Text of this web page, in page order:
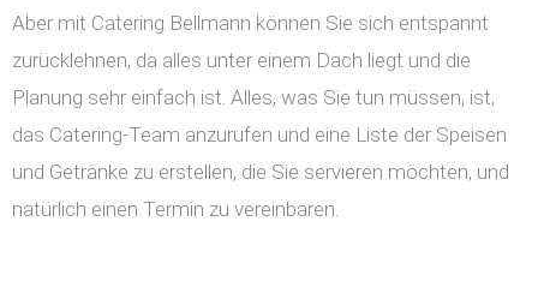
Aber mit Catering Bellmann können Sie sich entspannt
zurücklehnen, da alles unter einem Dach liegt und die
Planung sehr einfach ist. Alles, was Sie tun müssen, ist,
das Catering-Team anzurufen und eine Liste der Speisen
und Getränke zu erstellen, die Sie servieren möchten, und
natürlich einen Termin zu vereinbaren.